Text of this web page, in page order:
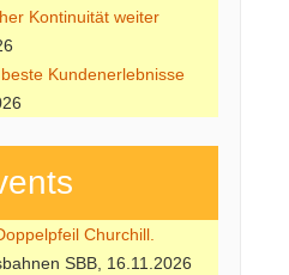
Kontinuität weiter
Kundenerlebnisse
Churchill.
SBB, 16.11.2026